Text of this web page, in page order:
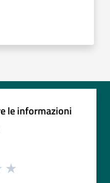
le informazioni